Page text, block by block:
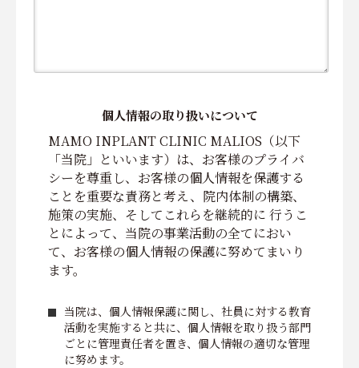
個人情報の取り扱いについて
MAMO INPLANT CLINIC MALIOS（以下
「当院」といいます）は、お客様のプライバ
シーを尊重し、お客様の個人情報を保護する
ことを重要な責務と考え、院内体制の構築、
施策の実施、そしてこれらを継続的に 行うこ
とによって、当院の事業活動の全てにおい
て、お客様の個人情報の保護に努めてまいり
ます。
当院は、個人情報保護に関し、社員に対する教育
活動を実施すると共に、個人情報を取り扱う部門
ごとに管理責任者を置き、個人情報の適切な管理
に努めます。